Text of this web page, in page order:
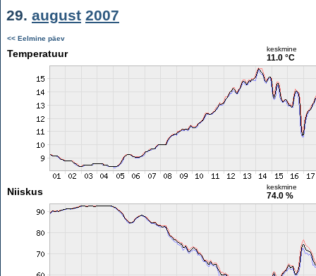
29. august 2007
<< Eelmine päev
Temperatuur keskmine
11.0 °C
Niiskus keskmine
74.0 %